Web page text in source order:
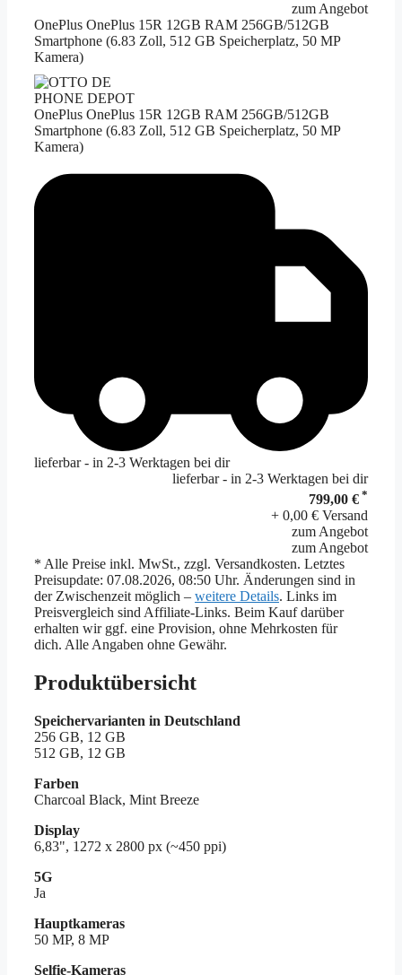
zum Angebot
OnePlus OnePlus 15R 12GB RAM 256GB/512GB
Smartphone (6.83 Zoll, 512 GB Speicherplatz, 50 MP
Kamera)
PHONE DEPOT
OnePlus OnePlus 15R 12GB RAM 256GB/512GB
Smartphone (6.83 Zoll, 512 GB Speicherplatz, 50 MP
Kamera)
lieferbar - in 2-3 Werktagen bei dir
lieferbar - in 2-3 Werktagen bei dir
799,00 € *
+ 0,00 € Versand
zum Angebot
zum Angebot
* Alle Preise inkl. MwSt., zzgl. Versandkosten. Letztes
Preisupdate: 07.08.2026, 08:50 Uhr. Änderungen sind in
der Zwischenzeit möglich – weitere Details. Links im
Preisvergleich sind Affiliate-Links. Beim Kauf darüber
erhalten wir ggf. eine Provision, ohne Mehrkosten für
dich. Alle Angaben ohne Gewähr.
Produktübersicht
Speichervarianten in Deutschland
256 GB, 12 GB
512 GB, 12 GB
Farben
Charcoal Black, Mint Breeze
Display
6,83", 1272 x 2800 px (~450 ppi)
5G
Ja
Hauptkameras
50 MP, 8 MP
Selfie-Kameras